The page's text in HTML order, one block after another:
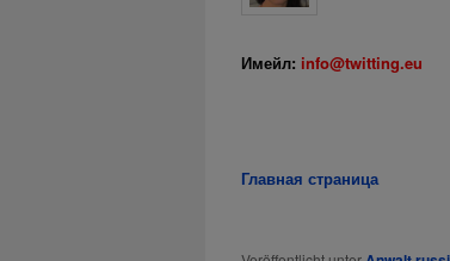
Имейл: info@twitting.eu
Главная страница